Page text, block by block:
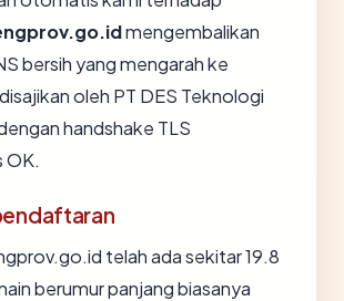
mengembalikan
bersih yang mengarah ke
oleh PT DES Teknologi
handshake TLS
OK.
telah ada sekitar 19.8
berumur panjang biasanya